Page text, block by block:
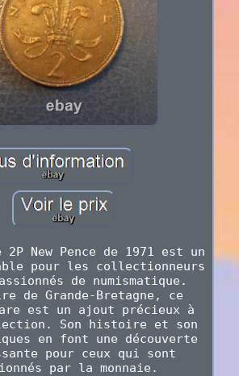
New Pence de 1971 est un
pour les collectionneurs
de numismatique.
de Grande-Bretagne, ce
est un ajout précieux à
Son histoire et son
en font une découverte
pour ceux qui sont
par la monnaie.